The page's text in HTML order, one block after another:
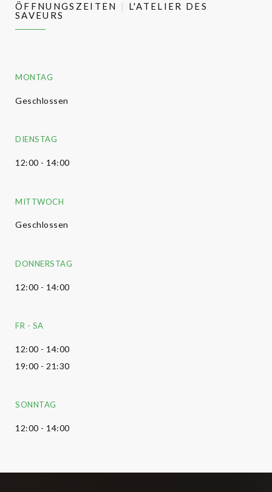
ÖFFNUNGSZEITEN
L'ATELIER DES
SAVEURS
MONTAG
Geschlossen
DIENSTAG
12:00 - 14:00
MITTWOCH
Geschlossen
DONNERSTAG
12:00 - 14:00
FR - SA
12:00 - 14:00
19:00 - 21:30
SONNTAG
12:00 - 14:00